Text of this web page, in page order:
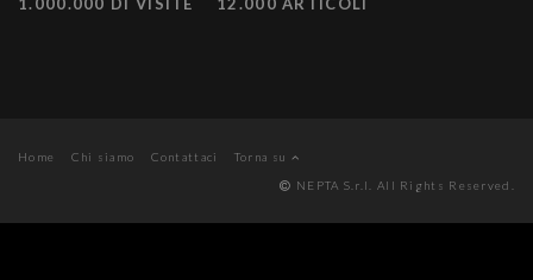
Home Chi siamo Contattaci
Torna su
NEPTA S.r.l. All Rights Reserved.